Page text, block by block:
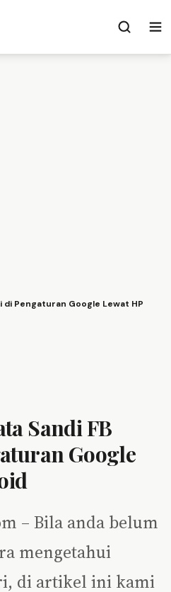
di Pengaturan Google Lewat HP
Sandi FB
Google
– Bila anda belum
mengetahui
di artikel ini kami